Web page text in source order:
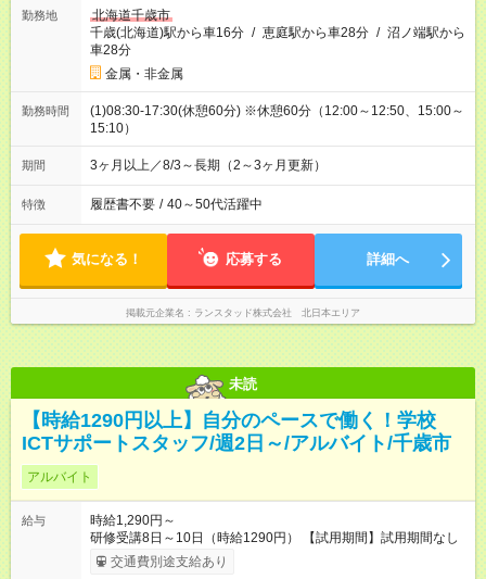
勤務地
北海道千歳市
千歳(北海道)駅から車16分 / 恵庭駅から車28分 / 沼ノ端駅から
車28分
金属・非金属
勤務時間
(1)08:30-17:30(休憩60分) ※休憩60分（12:00～12:50、15:00～
15:10）
期間 3ヶ月以上／8/3～長期（2～3ヶ月更新）
特徴 履歴書不要 / 40～50代活躍中
気になる！ 応募する 詳細へ
掲載元企業名 ランスタッド株式会社 北日本エリア
未読
【時給1290円以上】自分のペースで働く！学校
ICTサポートスタッフ/週2日～/アルバイト/千歳市
アルバイト
給与
時給1,290円～
研修受講8日～10日（時給1290円） 【試用期間】試用期間なし
交通費別途支給あり